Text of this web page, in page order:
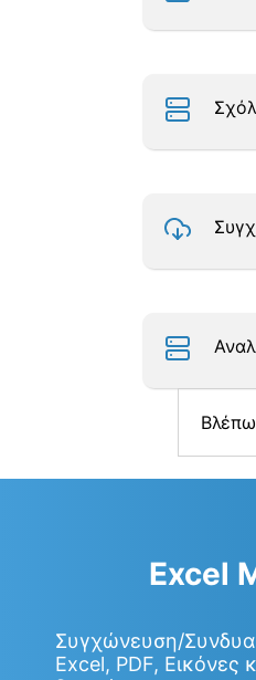
Excel
Συγχώνευση/
Excel, PDF, Εικόνες